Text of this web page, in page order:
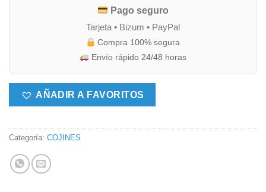
Pago seguro
Tarjeta • Bizum • PayPal
Compra 100% segura
Envío rápido 24/48 horas
AÑADIR A FAVORITOS
Categoría: COJINES